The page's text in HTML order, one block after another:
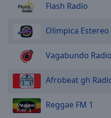
Flash Radio
Olimpica
Vagabundo Radio
Afrobeat gh
Reggae FM 1